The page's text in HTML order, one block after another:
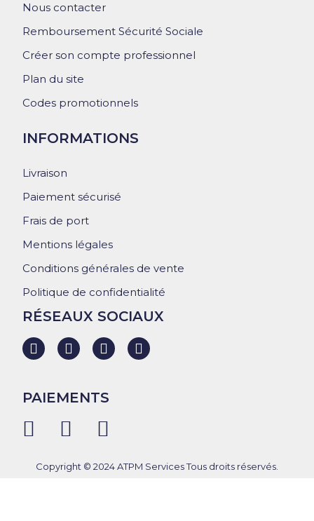
Nous contacter
Remboursement Sécurité Sociale
Créer son compte professionnel
Plan du site
Codes promotionnels
INFORMATIONS
Livraison
Paiement sécurisé
Frais de port
Mentions légales
Conditions générales de vente
Politique de confidentialité
RÉSEAUX SOCIAUX
PAIEMENTS
Copyright © 2024 ATPM Services Tous droits réservés.